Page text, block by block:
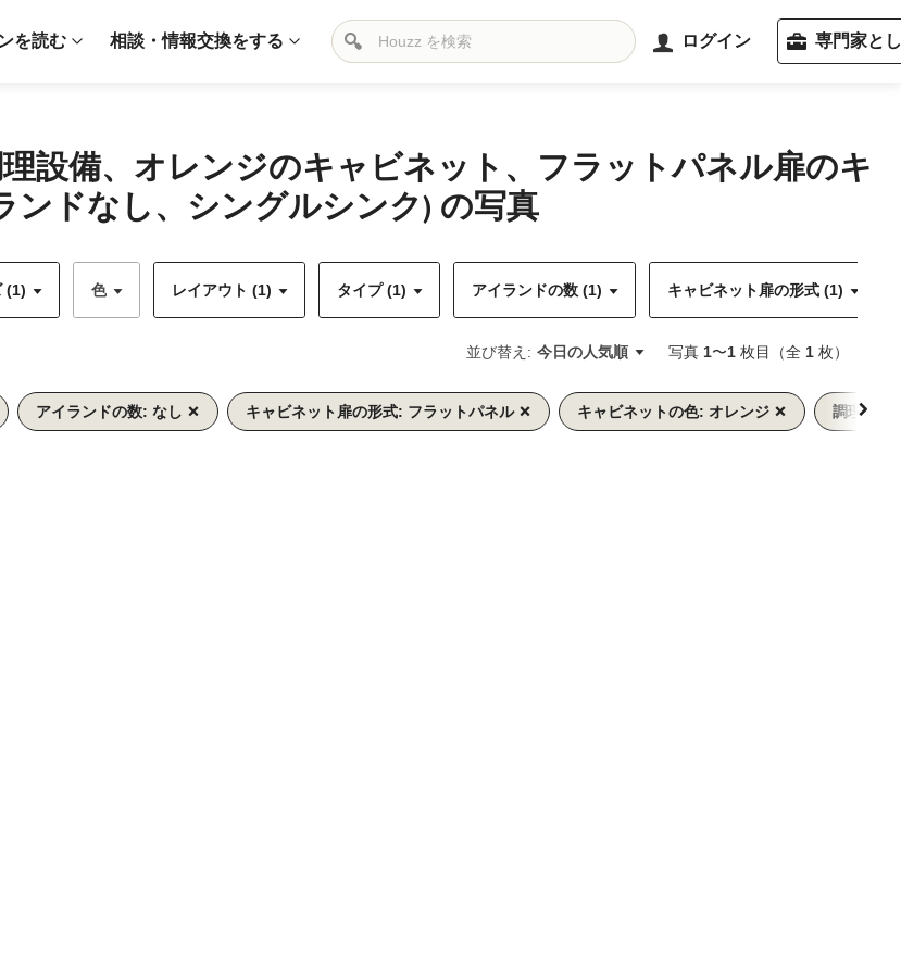
を読む 相談・情報交換をする ログイン 専門家と
設備、オレンジのキャビネット、フラットパネル扉のキ
ンドなし、シングルシンク) の写真
(1) 色 レイアウト (1) タイプ (1) アイランドの数 (1) キャビネット扉の形式 (1)
並び替え: 今日の人気順 写真 1〜1 枚目（全 1 枚）
アイランドの数: なし キャビネット扉の形式: フラットパネル キャビネットの色: オレンジ
調理設備